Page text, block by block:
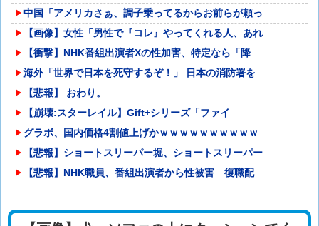
中国「アメリカさぁ、調子乗ってるからお前らが頼っ
【画像】女性「男性で『コレ』やってくれる人、あれ
【衝撃】NHK番組出演者Xの性加害、特定なら「降
海外「世界で日本を死守するぞ！」 日本の消防署を
【悲報】 おわり。
【崩壊:スターレイル】Gift+シリーズ「ファイ
グラボ、国内価格4割値上げかｗｗｗｗｗｗｗｗｗｗ
【悲報】ショートスリーパー堀、ショートスリーパー
【悲報】NHK職員、番組出演者から性被害 復職配